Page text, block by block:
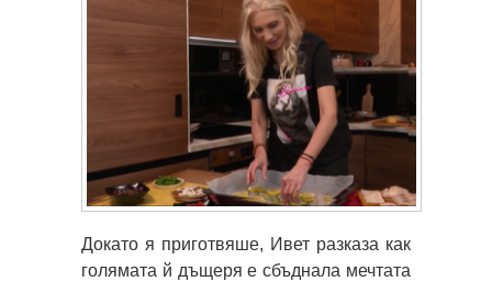
Докато я приготвяше, Ивет разказа как
голямата й дъщеря е сбъднала мечтата